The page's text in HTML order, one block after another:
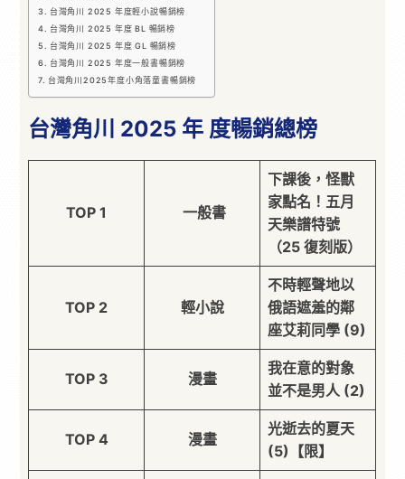
台灣角川 2025 年度輕小說暢銷榜
台灣角川 2025 年度 BL 暢銷榜
台灣角川 2025 年度 GL 暢銷榜
台灣角川 2025 年度一般書暢銷榜
台灣角川2025年度小角落童書暢銷榜
台灣角川 2025 年 度暢銷總榜
TOP 1 一般書
下課後，怪獸
家點名！五月
天樂譜特號
（25 復刻版）
TOP 2 輕小說
不時輕聲地以
俄語遮羞的鄰
座艾莉同學 (9)
TOP 3 漫畫
我在意的對象
並不是男人 (2)
TOP 4 漫畫
光逝去的夏天
(5)【限】